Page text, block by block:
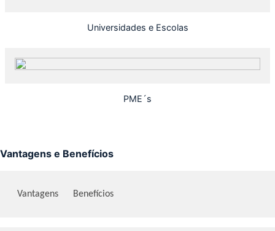
Universidades e Escolas
PME´s
Vantagens e Benefícios
Vantagens Benefícios